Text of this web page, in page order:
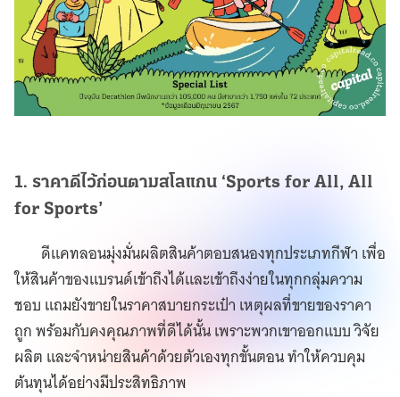
1. ราคาดีไว้ก่อนตามสโลแกน ‘Sports for All, All
for Sports’
ดีแคทลอนมุ่งมั่นผลิตสินค้าตอบสนองทุกประเภทกีฬา เพื่อ
ให้สินค้าของแบรนด์เข้าถึงได้และเข้าถึงง่ายในทุกกลุ่มความ
ชอบ แถมยังขายในราคาสบายกระเป๋า เหตุผลที่ขายของราคา
ถูก พร้อมกับคงคุณภาพที่ดีได้นั้น เพราะพวกเขาออกแบบ วิจัย
ผลิต และจำหน่ายสินค้าด้วยตัวเองทุกขั้นตอน ทำให้ควบคุม
ต้นทุนได้อย่างมีประสิทธิภาพ